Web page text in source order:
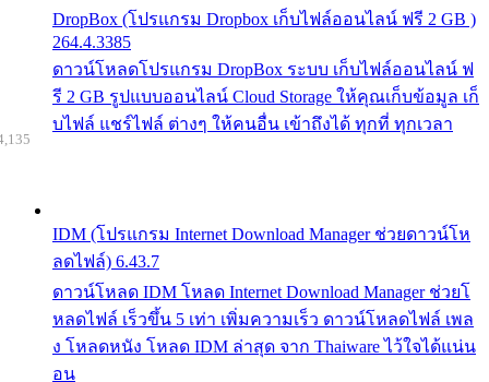
DropBox (โปรแกรม Dropbox เก็บไฟล์ออนไลน์ ฟรี 2 GB )
264.4.3385
ดาวน์โหลดโปรแกรม DropBox ระบบ เก็บไฟล์ออนไลน์ ฟ
รี 2 GB รูปแบบออนไลน์ Cloud Storage ให้คุณเก็บข้อมูล เก็
บไฟล์ แชร์ไฟล์ ต่างๆ ให้คนอื่น เข้าถึงได้ ทุกที่ ทุกเวลา
IDM (โปรแกรม Internet Download Manager ช่วยดาวน์โห
ลดไฟล์) 6.43.7
ดาวน์โหลด IDM โหลด Internet Download Manager ช่วยโ
หลดไฟล์ เร็วขึ้น 5 เท่า เพิ่มความเร็ว ดาวน์โหลดไฟล์ เพล
ง โหลดหนัง โหลด IDM ล่าสุด จาก Thaiware ไว้ใจได้แน่น
อน